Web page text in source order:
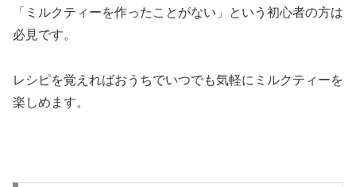
「ミルクティーを作ったことがない」という初心者の方は
必見です。
レシピを覚えればおうちでいつでも気軽にミルクティーを
楽しめます。